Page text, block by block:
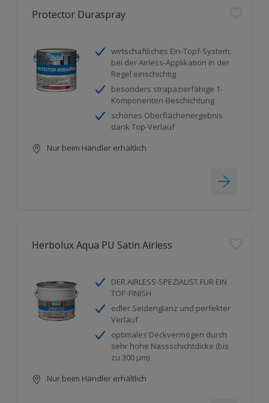
Protector Duraspray
wirtschaftliches Ein-Topf-System;
bei der Airless-Applikation in der
Regel einschichtig
besonders strapazierfähige 1-
Komponenten-Beschichtung
schönes Oberflächenergebnis
dank Top-Verlauf
Nur beim Händler erhältlich
Herbolux Aqua PU Satin Airless
DER AIRLESS-SPEZIALIST FÜR EIN
TOP-FINISH
edler Seidenglanz und perfekter
Verlauf
optimales Deckvermögen durch
sehr hohe Nassschichtdicke (bis
zu 300 µm)
Nur beim Händler erhältlich